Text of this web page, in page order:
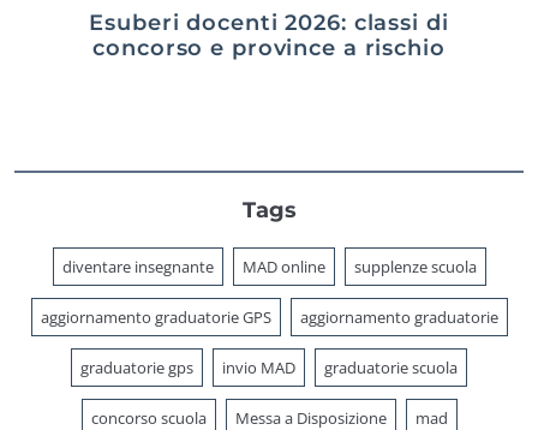
Esuberi docenti 2026: classi di
concorso e province a rischio
Tags
diventare insegnante MAD online supplenze scuola
aggiornamento graduatorie GPS aggiornamento graduatorie
graduatorie gps invio MAD graduatorie scuola
concorso scuola Messa a Disposizione mad